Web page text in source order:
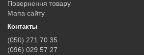
Повернення товару
Мапа сайту
Контакты
(050) 271 70 35
(096) 029 57 27